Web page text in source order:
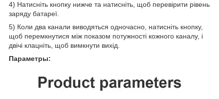
4) Натисніть кнопку нижче та натисніть, щоб перевірити рівень
заряду батареї.
5) Коли два канали виводяться одночасно, натисніть кнопку,
щоб перемкнутися між показом потужності кожного каналу, і
двічі клацніть, щоб вимкнути вихід.
Параметры: